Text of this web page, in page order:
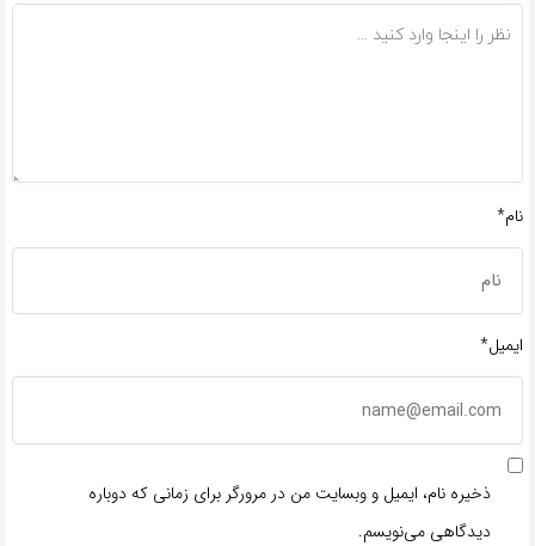
نام*
ایمیل*
ذخیره نام، ایمیل و وبسایت من در مرورگر برای زمانی که دوباره
دیدگاهی می‌نویسم.